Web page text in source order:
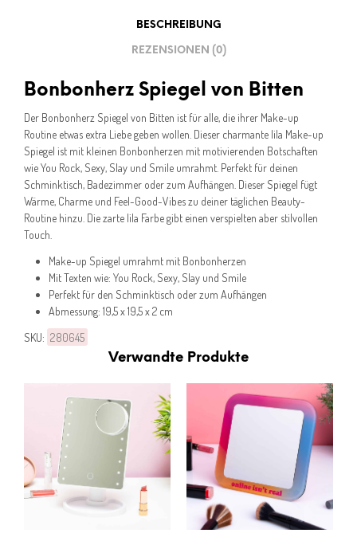
BESCHREIBUNG
REZENSIONEN (0)
Bonbonherz Spiegel von Bitten
Der Bonbonherz Spiegel von Bitten ist für alle, die ihrer Make-up
Routine etwas extra Liebe geben wollen. Dieser charmante lila Make-up
Spiegel ist mit kleinen Bonbonherzen mit motivierenden Botschaften
wie You Rock, Sexy, Slay und Smile umrahmt. Perfekt für deinen
Schminktisch, Badezimmer oder zum Aufhängen. Dieser Spiegel fügt
Wärme, Charme und Feel-Good-Vibes zu deiner täglichen Beauty-
Routine hinzu. Die zarte lila Farbe gibt einen verspielten aber stilvollen
Touch.
Make-up Spiegel umrahmt mit Bonbonherzen
Mit Texten wie: You Rock, Sexy, Slay und Smile
Perfekt für den Schminktisch oder zum Aufhängen
Abmessung: 19,5 x 19,5 x 2 cm
SKU: 280645
Verwandte Produkte